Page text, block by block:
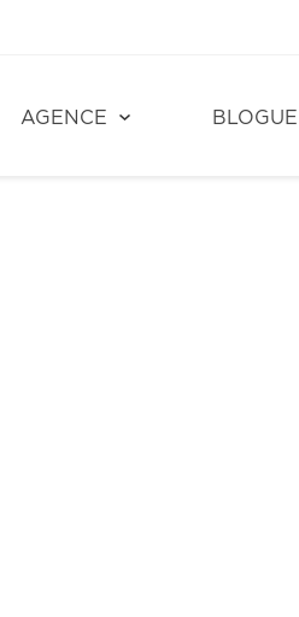
AGENCE BLOGUE